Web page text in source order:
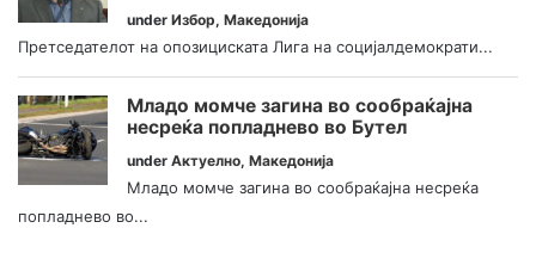
under Избор, Македонија
Претседателот на опозициската Лига на социјалдемократи...
Младо момче загина во сообраќајна
несреќа попладнево во Бутел
under Актуелно, Македонија
Младо момче загина во сообраќајна несреќа
попладнево во...